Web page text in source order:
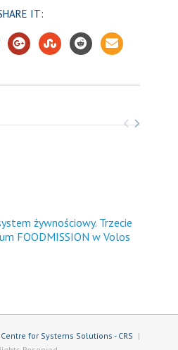
IT:
żywnościowy. Trzecie
FOODMISSION w Volos
Centre for Systems Solutions - CRS |